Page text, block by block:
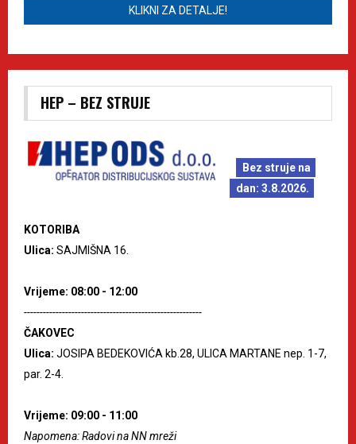
KLIKNI ZA DETALJE!
HEP – BEZ STRUJE
Bez struje na
dan: 3.8.2026.
KOTORIBA
Ulica: SAJMIŠNA 16.
Vrijeme: 08:00 - 12:00
--------------------------------------------------------
ČAKOVEC
Ulica: JOSIPA BEDEKOVIĆA kb.28, ULICA MARTANE nep. 1-7,
par. 2-4.
Vrijeme: 09:00 - 11:00
Napomena: Radovi na NN mreži